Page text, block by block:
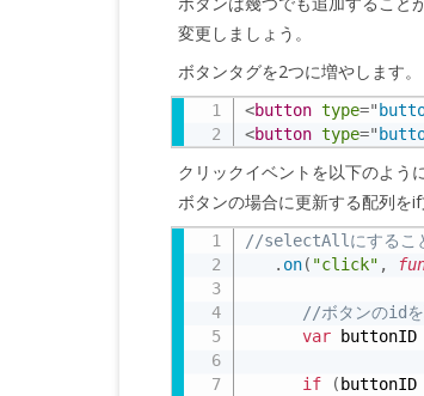
変更しましょう。
ボタンタグを2つに増やします。
<button type="
<button type="
クリックイベントを以下のよう
ボタンの場合に更新する配列をif
//selectAllにするこ
. on( "click" ,
//ボタンのid
var
if (